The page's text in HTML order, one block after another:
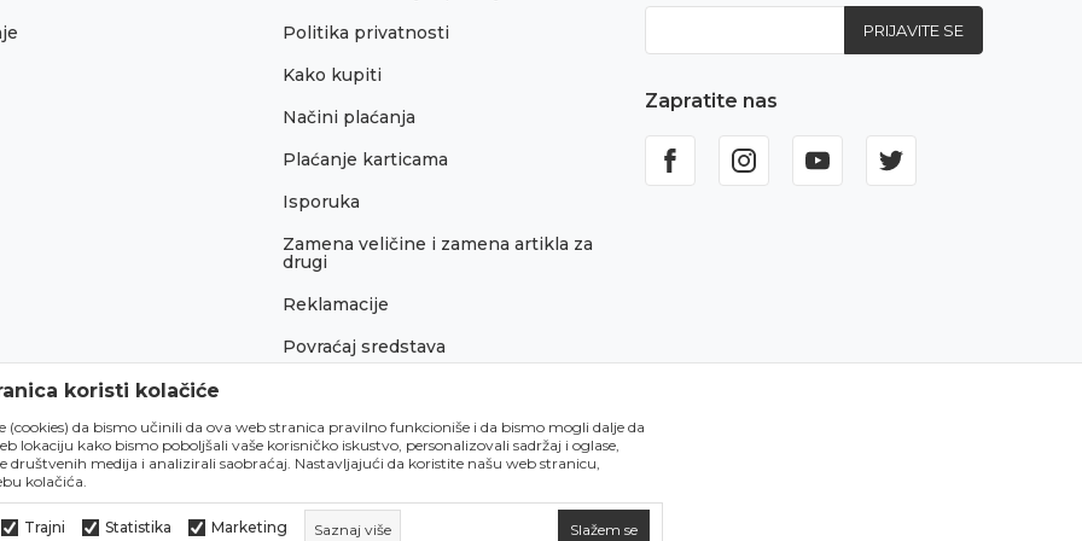
Politika privatnosti
Kako kupiti
Načini plaćanja
Plaćanje karticama
Isporuka
Zamena veličine i zamena artikla za
drugi
Reklamacije
Povraćaj sredstava
PRIJAVITE SE
Zapratite nas
koristi kolačiće
(cookies) da bismo učinili da ova web stranica pravilno funkcioniše i da bismo mogli dalje da
lokaciju kako bismo poboljšali vaše korisničko iskustvo, personalizovali sadržaj i oglase,
društvenih medija i analizirali saobraćaj. Nastavljajući da koristite našu web stranicu,
kolačića.
Trajni Statistika Marketing Saznaj više Slažem se